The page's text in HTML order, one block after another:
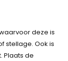
deze is
stellage. Ook is
Plaats de